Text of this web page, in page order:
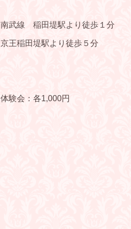
南武線 稲田堤駅より徒歩１分
京王稲田堤駅より徒歩５分
体験会：各1,000円